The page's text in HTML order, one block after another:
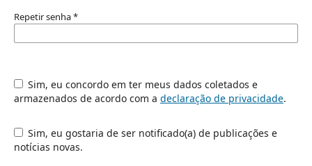
Repetir senha*
Sim, eu concordo em ter meus dados coletados e
armazenados de acordo com a declaração de privacidade.
Sim, eu gostaria de ser notificado(a) de publicações e
notícias novas.